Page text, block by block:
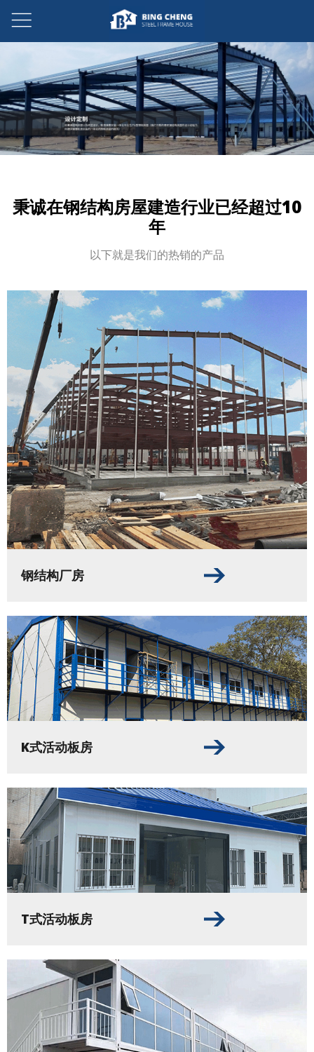
秉诚在钢结构房屋建造行业已经超过10
年
以下就是我们的热销的产品
钢结构厂房
K式活动板房
T式活动板房